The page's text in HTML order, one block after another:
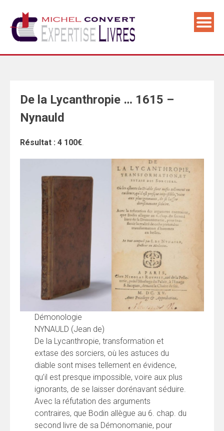
content
De la Lycanthropie … 1615 –
Nynauld
Résultat : 4 100€.
Démonologie
NYNAULD (Jean de)
De la Lycanthropie, transformation et
extase des sorciers, où les astuces du
diable sont mises tellement en évidence,
qu’il est presque impossible, voire aux plus
ignorants, de se laisser dorénavant séduire.
Avec la réfutation des arguments
contraires, que Bodin allègue au 6. chap. du
second livre de sa Démonomanie, pour